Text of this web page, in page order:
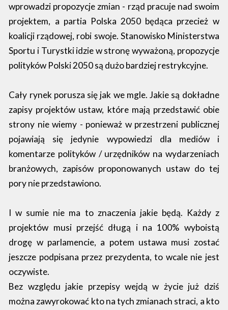
wprowadzi propozycje zmian - rząd pracuje nad swoim
projektem, a partia Polska 2050 będąca przecież w
koalicji rządowej, robi swoje. Stanowisko Ministerstwa
Sportu i Turystki idzie w stronę wyważoną, propozycje
polityków Polski 2050 są dużo bardziej restrykcyjne.
Cały rynek porusza się jak we mgle. Jakie są dokładne
zapisy projektów ustaw, które mają przedstawić obie
strony nie wiemy - ponieważ w przestrzeni publicznej
pojawiają się jedynie wypowiedzi dla mediów i
komentarze polityków / urzędników na wydarzeniach
branżowych, zapisów proponowanych ustaw do tej
pory nie przedstawiono.
I w sumie nie ma to znaczenia jakie będą. Każdy z
projektów musi przejść długą i na 100% wyboistą
drogę w parlamencie, a potem ustawa musi zostać
jeszcze podpisana przez prezydenta, to wcale nie jest
oczywiste.
Bez względu jakie przepisy wejdą w życie już dziś
można zawyrokować kto na tych zmianach straci, a kto